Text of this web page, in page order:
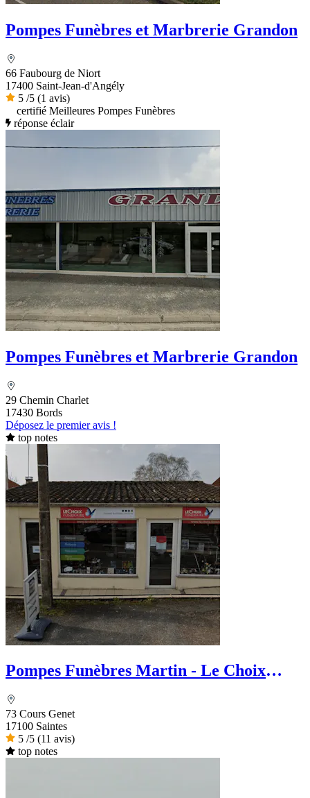
Pompes Funèbres et Marbrerie Grandon
66 Faubourg de Niort
17400 Saint-Jean-d'Angély
5 /5 (1 avis)
certifié Meilleures Pompes Funèbres
réponse éclair
Pompes Funèbres et Marbrerie Grandon
29 Chemin Charlet
17430 Bords
Déposez le premier avis !
top notes
Pompes Funèbres Martin - Le Choix
73 Cours Genet
17100 Saintes
5 /5 (11 avis)
top notes